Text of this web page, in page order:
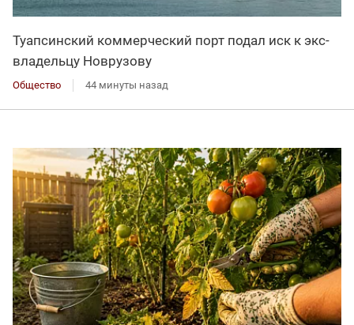
Туапсинский коммерческий порт подал иск к экс-
владельцу Новрузову
Общество 44 минуты назад